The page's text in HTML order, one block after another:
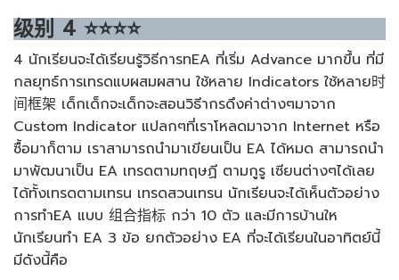
级别 4 ⭐⭐⭐⭐
4 นักเรียนจะได้เรียนรู้วิธีการทEA ที่เริ่ม Advance มากขึ้น ที่มี
กลยุทธ์การเทรดแบผสมผสาน ใช้หลาย Indicators ใช้หลาย时
间框架 เด็กเด็กจะเด็กจะสอนวิธีากรดึงค่าต่างๆมาจาก
Custom Indicator แปลกๆที่เราโหลดมาจาก Internet หรือ
ซื้อมาก็ตาม เราสามารถนำมาเขียนเป็น EA ได้หมด สามารถนำ
มาพัฒนาเป็น EA เทรดตามทฤษฏี ตามกูรู เซียนต่างๆได้เลย
ได้ทั้งเทรดตามเทรน เทรดสวนเทรน นักเรียนจะได้เห็นตัวอย่าง
การทำEA แบบ 组合指标 กว่า 10 ตัว และมีการบ้านให
นักเรียนทำ EA 3 ข้อ ยกตัวอย่าง EA ที่จะได้เรียนในอาทิตย์นี้
มีดังนี้คือ